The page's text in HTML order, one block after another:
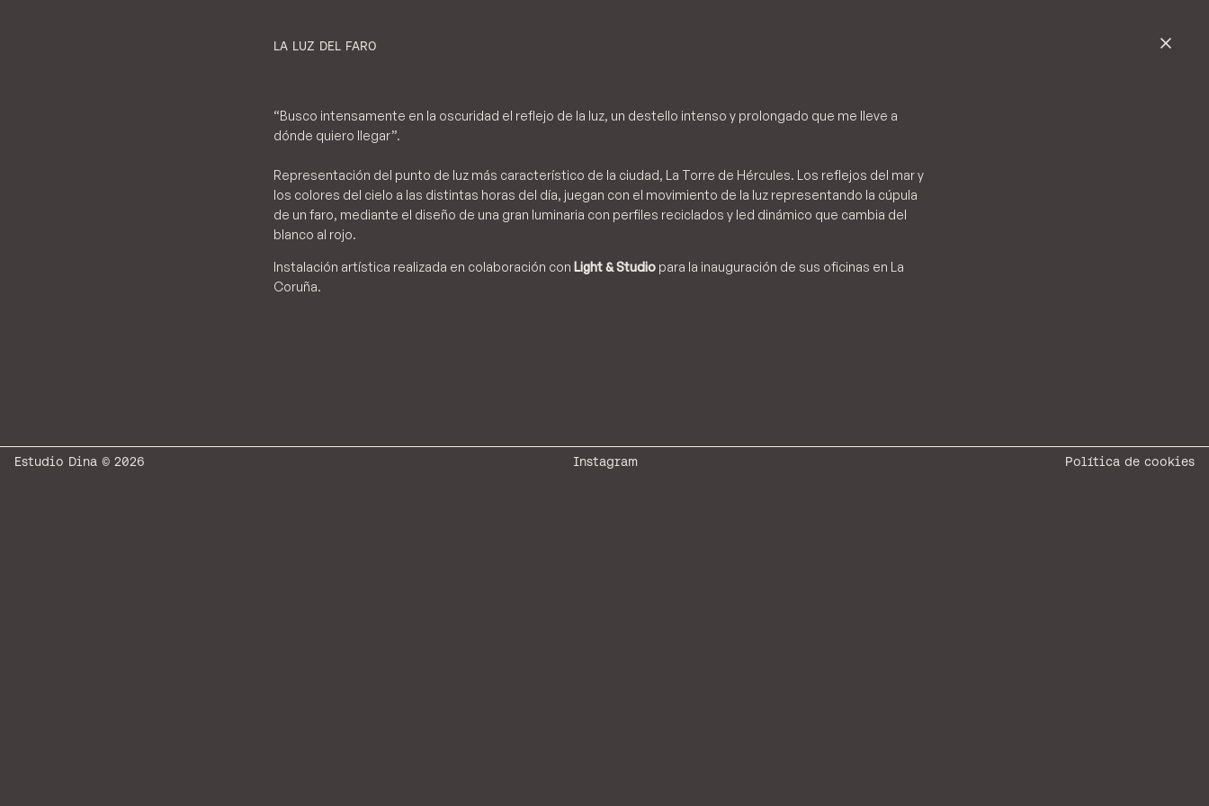
LA LUZ DEL FARO
“Busco intensamente en la oscuridad el reflejo de la luz, un destello intenso y prolongado que me lleve a
dónde quiero llegar”.
Representación del punto de luz más característico de la ciudad, La Torre de Hércules. Los reflejos del mar y
los colores del cielo a las distintas horas del día, juegan con el movimiento de la luz representando la cúpula
de un faro, mediante el diseño de una gran luminaria con perfiles reciclados y led dinámico que cambia del
blanco al rojo.
Instalación artística realizada en colaboración con Light & Studio para la inauguración de sus oficinas en La
Coruña.
Estudio Dina © 2026 Instagram Política de cookies